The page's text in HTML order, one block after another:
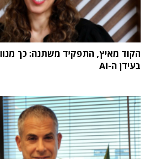
הקוד מאיץ, התפקיד משתנה: כך
בעידן ה-AI